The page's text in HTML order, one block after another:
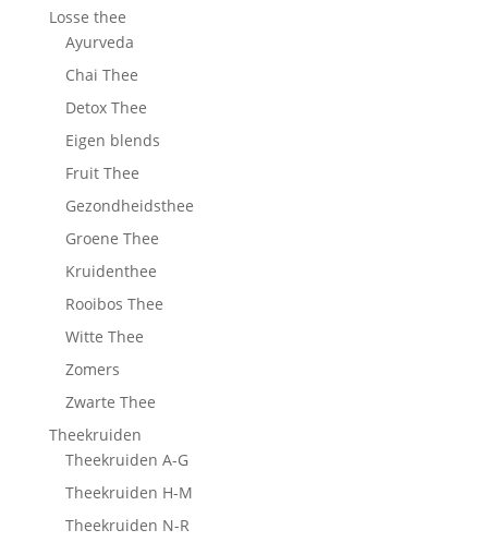
Losse thee
Ayurveda
Chai Thee
Detox Thee
Eigen blends
Fruit Thee
Gezondheidsthee
Groene Thee
Kruidenthee
Rooibos Thee
Witte Thee
Zomers
Zwarte Thee
Theekruiden
Theekruiden A-G
Theekruiden H-M
Theekruiden N-R